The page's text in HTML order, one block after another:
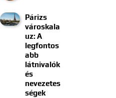
Párizs
városkala
uz: A
legfontos
abb
látnivalók
és
nevezetes
ségek